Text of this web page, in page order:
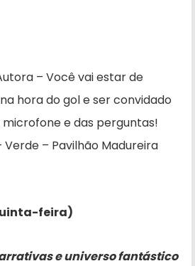
– Você vai estar de
hora do gol e ser convidado
e das perguntas!
Verde – Pavilhão Madureira
feira)
e universo fantástico